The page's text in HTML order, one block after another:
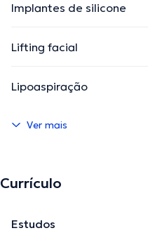
Implantes de silicone
Lifting facial
Lipoaspiração
Ver mais
Currículo
Estudos